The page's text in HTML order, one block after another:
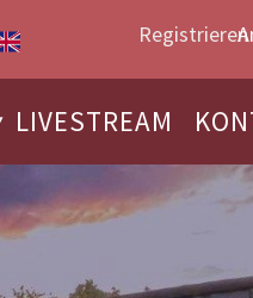
Registrieren
LIVESTREAM